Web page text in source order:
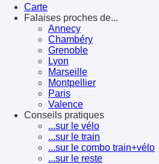
Carte
Falaises proches de...
Annecy
Chambéry
Grenoble
Lyon
Marseille
Montpellier
Paris
Valence
Conseils pratiques
...sur le vélo
...sur le train
...sur le combo train+vélo
...sur le reste